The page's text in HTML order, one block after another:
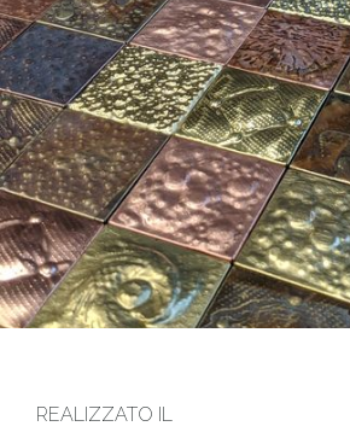
REALIZZATO IL